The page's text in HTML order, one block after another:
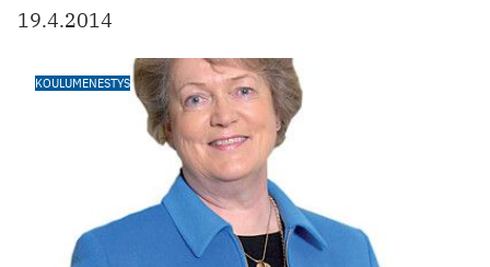
19.4.2014
KOULUMENESTYS